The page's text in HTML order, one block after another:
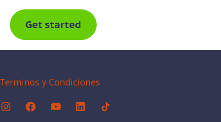
Get started
Terminos y Condiciones
InstagramFacebookYouTubeLinkedin